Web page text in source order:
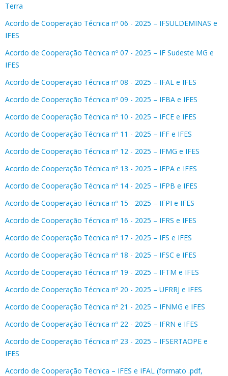
Terra
Acordo de Cooperação Técnica nº 06 - 2025 – IFSULDEMINAS e
IFES
Acordo de Cooperação Técnica nº 07 - 2025 – IF Sudeste MG e
IFES
Acordo de Cooperação Técnica nº 08 - 2025 – IFAL e IFES
Acordo de Cooperação Técnica nº 09 - 2025 – IFBA e IFES
Acordo de Cooperação Técnica nº 10 - 2025 – IFCE e IFES
Acordo de Cooperação Técnica nº 11 - 2025 – IFF e IFES
Acordo de Cooperação Técnica nº 12 - 2025 – IFMG e IFES
Acordo de Cooperação Técnica nº 13 - 2025 – IFPA e IFES
Acordo de Cooperação Técnica nº 14 - 2025 – IFPB e IFES
Acordo de Cooperação Técnica nº 15 - 2025 – IFPI e IFES
Acordo de Cooperação Técnica nº 16 - 2025 – IFRS e IFES
Acordo de Cooperação Técnica nº 17 - 2025 – IFS e IFES
Acordo de Cooperação Técnica nº 18 - 2025 – IFSC e IFES
Acordo de Cooperação Técnica nº 19 - 2025 – IFTM e IFES
Acordo de Cooperação Técnica nº 20 - 2025 – UFRRJ e IFES
Acordo de Cooperação Técnica nº 21 - 2025 – IFNMG e IFES
Acordo de Cooperação Técnica nº 22 - 2025 – IFRN e IFES
Acordo de Cooperação Técnica nº 23 - 2025 – IFSERTAOPE e
IFES
Acordo de Cooperação Técnica – IFES e IFAL (formato .pdf,